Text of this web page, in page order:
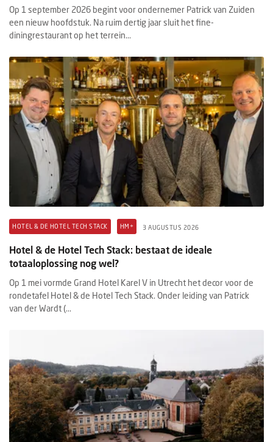
Op 1 september 2026 begint voor ondernemer Patrick van Zuiden
een nieuw hoofdstuk. Na ruim dertig jaar sluit het fine-
diningrestaurant op het terrein...
HOTEL & DE HOTEL TECH STACK HM+ 3 AUGUSTUS 2026
Hotel & de Hotel Tech Stack: bestaat de ideale
totaaloplossing nog wel?
Op 1 mei vormde Grand Hotel Karel V in Utrecht het decor voor de
rondetafel Hotel & de Hotel Tech Stack. Onder leiding van Patrick
van der Wardt (...